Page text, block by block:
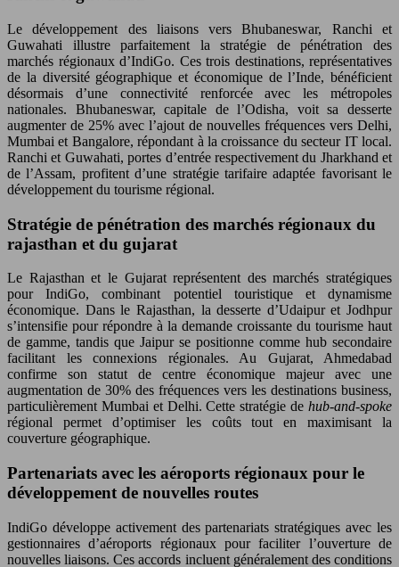
Le développement des liaisons vers Bhubaneswar, Ranchi et
Guwahati illustre parfaitement la stratégie de pénétration des
marchés régionaux d’IndiGo. Ces trois destinations, représentatives
de la diversité géographique et économique de l’Inde, bénéficient
désormais d’une connectivité renforcée avec les métropoles
nationales. Bhubaneswar, capitale de l’Odisha, voit sa desserte
augmenter de 25% avec l’ajout de nouvelles fréquences vers Delhi,
Mumbai et Bangalore, répondant à la croissance du secteur IT local.
Ranchi et Guwahati, portes d’entrée respectivement du Jharkhand et
de l’Assam, profitent d’une stratégie tarifaire adaptée favorisant le
développement du tourisme régional.
Stratégie de pénétration des marchés régionaux du
rajasthan et du gujarat
Le Rajasthan et le Gujarat représentent des marchés stratégiques
pour IndiGo, combinant potentiel touristique et dynamisme
économique. Dans le Rajasthan, la desserte d’Udaipur et Jodhpur
s’intensifie pour répondre à la demande croissante du tourisme haut
de gamme, tandis que Jaipur se positionne comme hub secondaire
facilitant les connexions régionales. Au Gujarat, Ahmedabad
confirme son statut de centre économique majeur avec une
augmentation de 30% des fréquences vers les destinations business,
particulièrement Mumbai et Delhi. Cette stratégie de hub-and-spoke
régional permet d’optimiser les coûts tout en maximisant la
couverture géographique.
Partenariats avec les aéroports régionaux pour le
développement de nouvelles routes
IndiGo développe activement des partenariats stratégiques avec les
gestionnaires d’aéroports régionaux pour faciliter l’ouverture de
nouvelles liaisons. Ces accords incluent généralement des conditions